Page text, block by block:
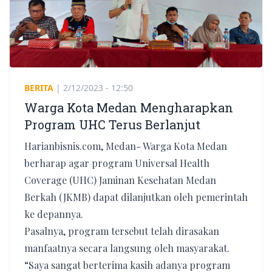
BERITA | 2/12/2023 - 12:50
Warga Kota Medan Mengharapkan
Program UHC Terus Berlanjut
Harianbisnis.com, Medan- Warga Kota Medan
berharap agar program Universal Health
Coverage (UHC) Jaminan Kesehatan Medan
Berkah (JKMB) dapat dilanjutkan oleh pemerintah
ke depannya.
Pasalnya, program tersebut telah dirasakan
manfaatnya secara langsung oleh masyarakat.
“Saya sangat berterima kasih adanya program